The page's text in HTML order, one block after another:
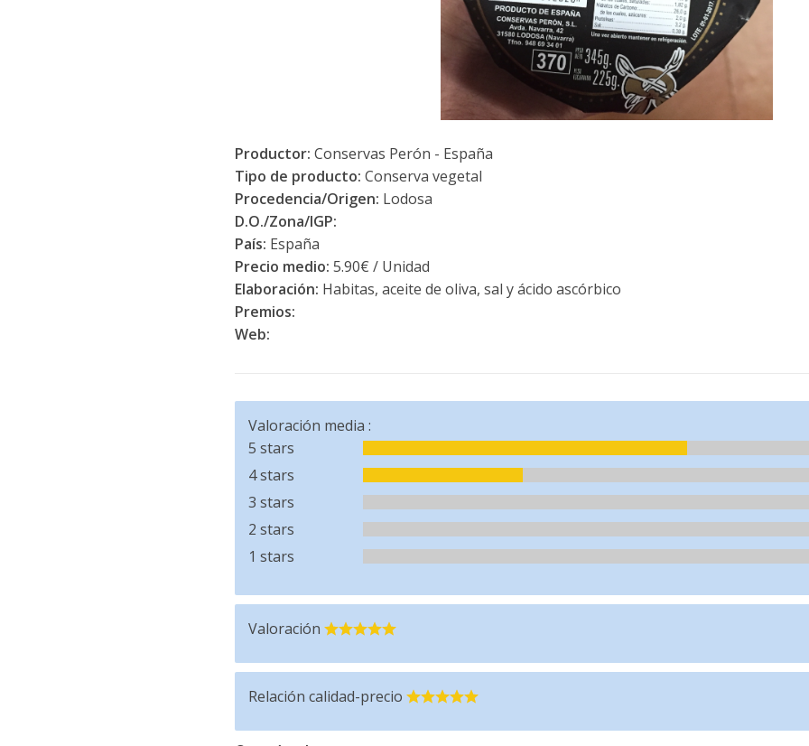
Productor: Conservas Perón - España
Tipo de producto: Conserva vegetal
Procedencia/Origen: Lodosa
D.O./Zona/IGP:
País: España
Precio medio: 5.90€ / Unidad
Elaboración: Habitas, aceite de oliva, sal y ácido ascórbico
Premios:
Web:
Valoración media :
5 stars
4 stars
3 stars
2 stars
1 stars
Valoración
Relación calidad-precio